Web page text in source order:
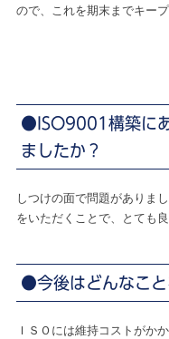
ので、これを期末までキー
●ISO9001構築にあ
ましたか？
しつけの面で問題がありま
をいただくことで、とても
●今後はどんなこと
ＩＳＯには維持コストがか